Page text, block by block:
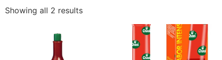
Showing all 2 results